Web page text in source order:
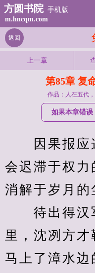
方圆书院 手机版
m.hncqm.com
返回
上一章
第85章 复
作品：人在五代
如果本章错误
因果报应
会迟滞于权力
消解于岁月的
待出得汉
里，沈冽方
马上了漳水边